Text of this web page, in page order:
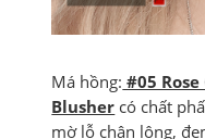
Má hồng: #05
Blusher có chất
mờ lỗ chân lông,